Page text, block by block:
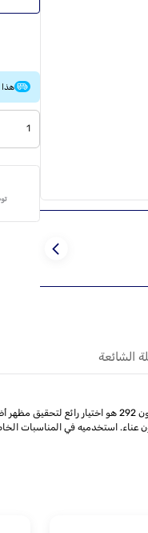
هذا
1
الشائعة
طلاء أظافر بستل 100 - اللون 292: إن طلاء
في المناسبات الخاصة